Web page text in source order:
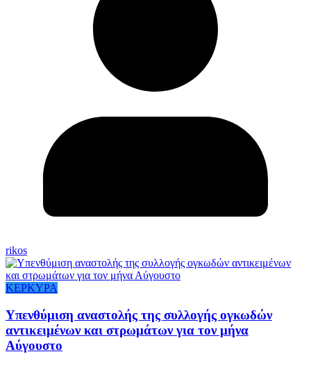
rikos
ΚΕΡΚΥΡΑ
Υπενθύμιση αναστολής της συλλογής ογκωδών
αντικειμένων και στρωμάτων για τον μήνα
Αύγουστο